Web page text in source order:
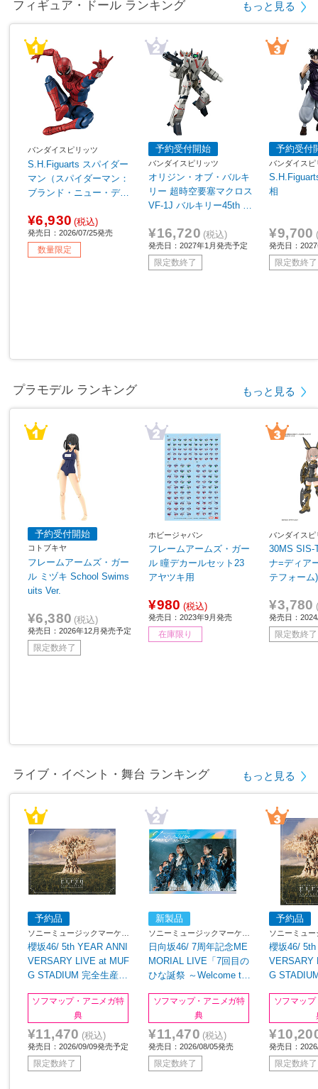
フィギュア・ドール ランキング もっと見る
バンダイスピリッツ
S.H.Figuarts スパイダー
マン（スパイダーマン：
ブランド・ニュー・デ
¥6,930 (税込)
発売日：2026/07/25発売
数量限定
予約受付開始
バンダイスピリッツ
オリジン・オブ・バルキ
リー 超時空要塞マクロス
VF-1J バルキリー45th A
¥16,720 (税込)
発売日：2027年1月発売予定
限定数終了
予約受付
バンダイスピ
相
¥9,700
発売日：
限定数終了
プラモデル ランキング もっと見る
予約受付開始
コトブキヤ
フレームアームズ・ガー
ル ミヅキ School Swims
uits Ver.
¥6,380 (税込)
発売日：2026年12月発売予定
限定数終了
ホビージャパン
フレームアームズ・ガー
ル 瞳デカールセット23
アヤツキ用
¥980 (税込)
発売日：2023年9月発売
在庫限り
バンダイスピ
30MS SIS-
ナ=ディア
テフォーム)
¥3,780
発売日：
限定数終了
ライブ・イベント・舞台 ランキング もっと見る
予約品
ソニーミュージックマーケテ
ィング
櫻坂46/ 5th YEAR ANNI
VERSARY LIVE at MUF
G STADIUM 完全生産限
ソフマップ・アニメガ特
典
¥11,470 (税込)
発売日：2026/09/09発売予定
限定数終了
新製品
ソニーミュージックマーケテ
ィング
日向坂46/ 7周年記念ME
MORIAL LIVE「7回目の
ひな誕祭 ～Welcome to
TRA～」in 横浜スタジア
ム 完全生産限定盤 BD
ソフマップ・アニメガ特
典
¥11,470 (税込)
発売日：2026/08/05発売
限定数終了
予約品
ソニーミュ
ィング
櫻坂46/
VERSARY
G
ソフマッ
発売日：
限定数終了